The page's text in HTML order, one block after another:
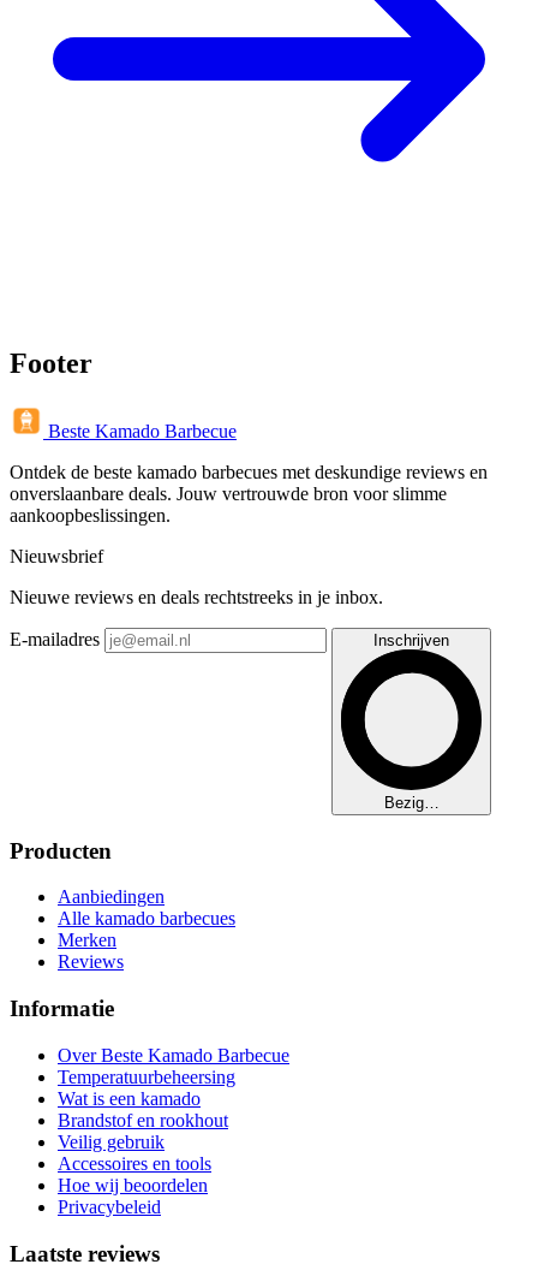
Footer
Beste Kamado Barbecue
Ontdek de beste kamado barbecues met deskundige reviews en
onverslaanbare deals. Jouw vertrouwde bron voor slimme
aankoopbeslissingen.
Nieuwsbrief
Nieuwe reviews en deals rechtstreeks in je inbox.
E-mailadres Inschrijven
Bezig…
Producten
Aanbiedingen
Alle kamado barbecues
Merken
Reviews
Informatie
Over Beste Kamado Barbecue
Temperatuurbeheersing
Wat is een kamado
Brandstof en rookhout
Veilig gebruik
Accessoires en tools
Hoe wij beoordelen
Privacybeleid
Laatste reviews